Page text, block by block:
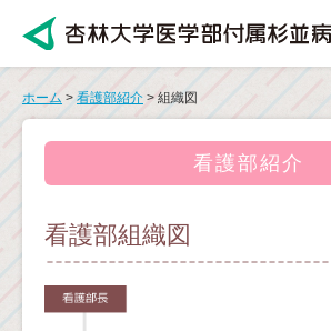
ホーム > 看護部紹介 > 組織図
看護部紹介
看護部組織図